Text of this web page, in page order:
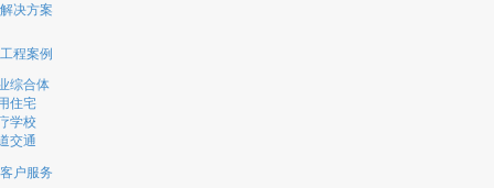
解决方案
工程案例
综合体
住宅
学校
交通
客户服务